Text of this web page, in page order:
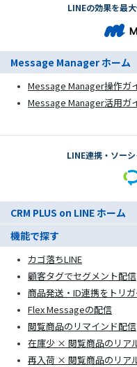
LINEの効果を最
Message Manager ホーム
Message Manager操作ガ
Message Manager活用ガ
LINE連携・ソー
CRM PLUS on LINE ホーム
機能で探す
カゴ落ちLINE
顧客タグでセグメント配信
商品発送・ID連携をトリ
Flex Messageの配信
閲覧商品のリマインド配信
在庫少 × 閲覧商品のリア
再入荷 × 閲覧商品のリア